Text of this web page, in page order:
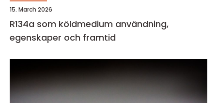
15. March 2026
R134a som köldmedium användning,
egenskaper och framtid